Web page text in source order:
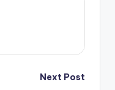
Next Post